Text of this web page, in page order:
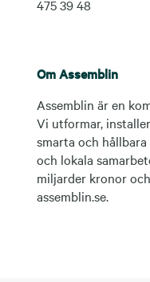
475 39 48
Om Assemblin
Assemblin är en
Vi utformar,
smarta och
och lokala
miljarder kronor
assemblin.se.